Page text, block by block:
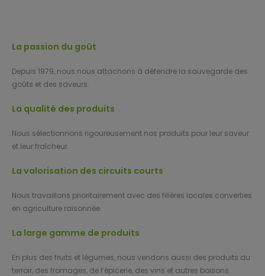
La passion du goût
Depuis 1979, nous nous attachons à défendre la sauvegarde des
goûts et des saveurs.
La qualité des produits
Nous sélectionnons rigoureusement nos produits pour leur saveur
et leur fraîcheur.
La valorisation des circuits courts
Nous travaillons prioritairement avec des filières locales converties
en agriculture raisonnée.
La large gamme de produits
En plus des fruits et légumes, nous vendons aussi des produits du
terroir, des fromages, de l’épicerie, des vins et autres boisons.